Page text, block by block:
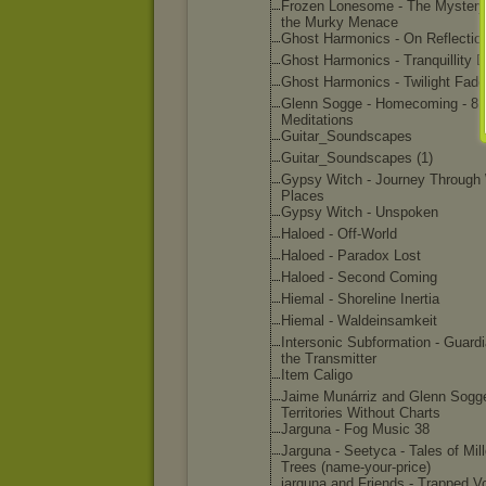
Frozen Lonesome - The Mystery
the Murky Menace
Ghost Harmonics - On Reflection
Ghost Harmonics - Tranquillity
Ghost Harmonics - Twilight Fades
Glenn Sogge - Homecoming - 8
Meditations
Guitar_Soundscapes
Guitar_Soundscapes (1)
Gypsy Witch - Journey Through
Places
Gypsy Witch - Unspoken
Haloed - Off-World
Haloed - Paradox Lost
Haloed - Second Coming
Hiemal - Shoreline Inertia
Hiemal - Waldeinsamkeit
Intersonic Subformation -
the Transmitter
Item Caligo
Jaime Munárriz and Glenn
Territories Without Charts
Jarguna - Fog Music 38
Jarguna - Seetyca - Tales of
Trees (name-your-price)